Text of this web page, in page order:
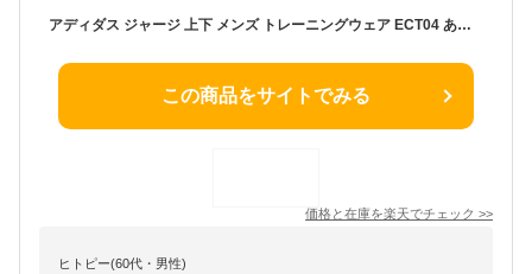
アディダス ジャージ 上下 メンズ トレーニングウェア ECT04 あったか 裏起毛 上下セット セットアップ ズボン 長ズボン ジャケット パンツ サッカーウェア ランニング 運動 ジム ウェア スポーツウェア ウエア
この商品をサイトでみる
価格と在庫を楽天でチェック >>
ヒトピー(60代・男性)